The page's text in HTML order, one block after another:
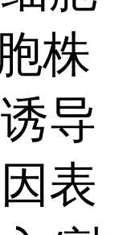
株
导
表